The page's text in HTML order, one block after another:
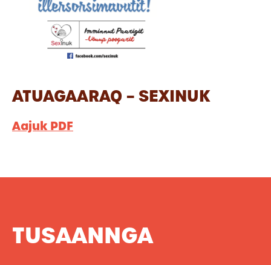
ATUAGAARAQ – SEXINUK
Aajuk PDF
TUSAANNGA